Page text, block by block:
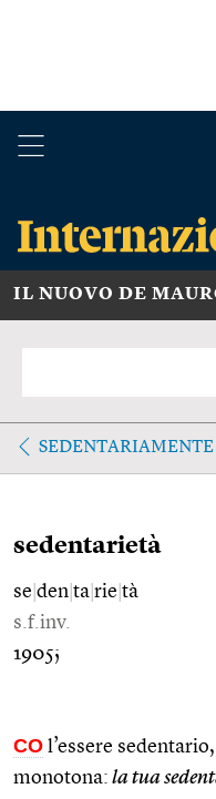
IL NUOVO DE
SEDENTARIAMENTE
sedentarietà
se den ta rie tà
s.f.inv.
1905;
CO l’essere
monotona: la tua